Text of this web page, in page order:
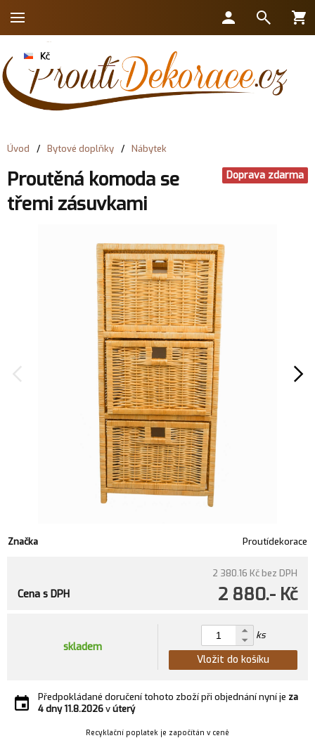
Úvod / Bytové doplňky / Nábytek
Doprava zdarma
Proutěná komoda se
třemi zásuvkami
Značka Proutídekorace
2 380.16 Kčbez DPH
2 880.- Kč
Cena s DPH
skladem
ks
Vložit do košíku
Předpokládané doručení tohoto zboží při objednání nyní je za
4 dny11.8.2026vúterý
Recyklační poplatek je započítán v ceně